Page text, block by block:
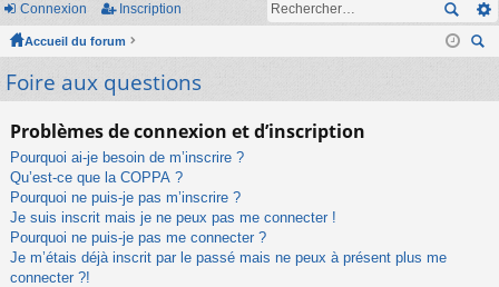
ac
ur
s
or
m
on
ne
ns
cri
Connexion Inscription
Accueil du forum
Foire aux questions
Problèmes de connexion et d’inscription
Pourquoi ai-je besoin de m’inscrire ?
Qu’est-ce que la COPPA ?
Pourquoi ne puis-je pas m’inscrire ?
Je suis inscrit mais je ne peux pas me connecter !
Pourquoi ne puis-je pas me connecter ?
Je m’étais déjà inscrit par le passé mais ne peux à présent plus me
connecter ?!